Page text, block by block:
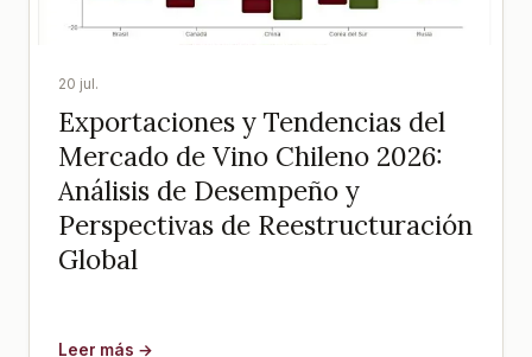
20 jul.
Exportaciones y Tendencias del
Mercado de Vino Chileno 2026:
Análisis de Desempeño y
Perspectivas de Reestructuración
Global
Leer más →